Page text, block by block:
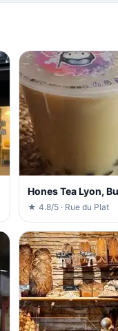
Hones Tea Lyon,
★ 4.8/5 · Rue du Plat